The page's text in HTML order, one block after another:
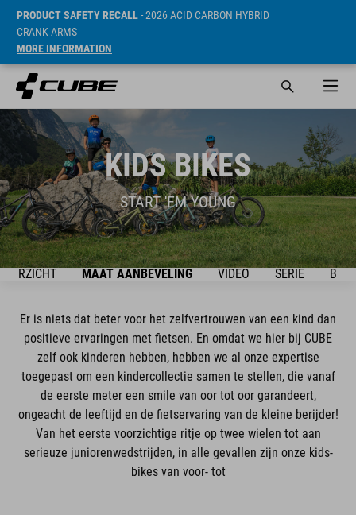
PRODUCT SAFETY RECALL- 2026 ACID CARBON HYBRID
CRANK ARMS
MORE INFORMATION
KIDS BIKES
START 'EM YOUNG
MAAT AANBEVELING VIDEO SERIE
Er is niets dat beter voor het zelfvertrouwen van een kind dan
positieve ervaringen met fietsen. En omdat we hier bij CUBE
zelf ook kinderen hebben, hebben we al onze expertise
toegepast om een kindercollectie samen te stellen, die vanaf
de eerste meter een smile van oor tot oor garandeert,
ongeacht de leeftijd en de fietservaring van de kleine berijder!
Van het eerste voorzichtige ritje op twee wielen tot aan
serieuze juniorenwedstrijden, in alle gevallen zijn onze kids-
bikes van voor- tot